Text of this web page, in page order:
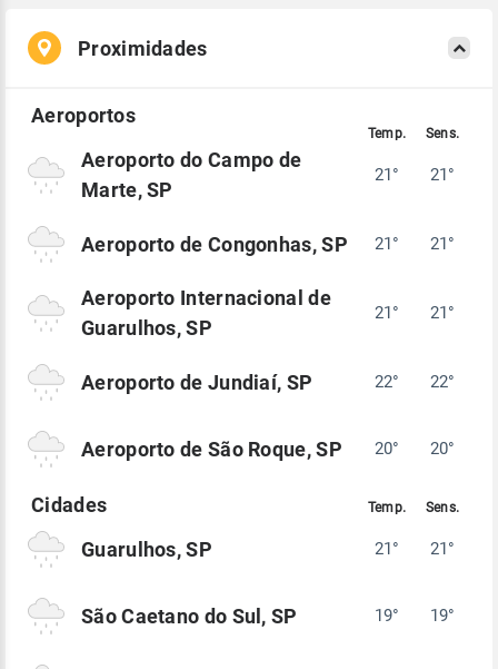
Proximidades
Aeroporto do Campo de
Marte, SP
21° 21°
Aeroporto de Congonhas, SP 21° 21°
Aeroporto Internacional de
Guarulhos, SP
21° 21°
Aeroporto de Jundiaí, SP 22° 22°
Aeroporto de São Roque, SP 20° 20°
Guarulhos, SP 21° 21°
São Caetano do Sul, SP 19° 19°